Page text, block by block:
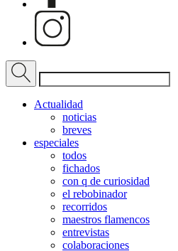
Actualidad
noticias
breves
especiales
todos
fichados
con q de curiosidad
el rebobinador
recorridos
maestros flamencos
entrevistas
colaboraciones